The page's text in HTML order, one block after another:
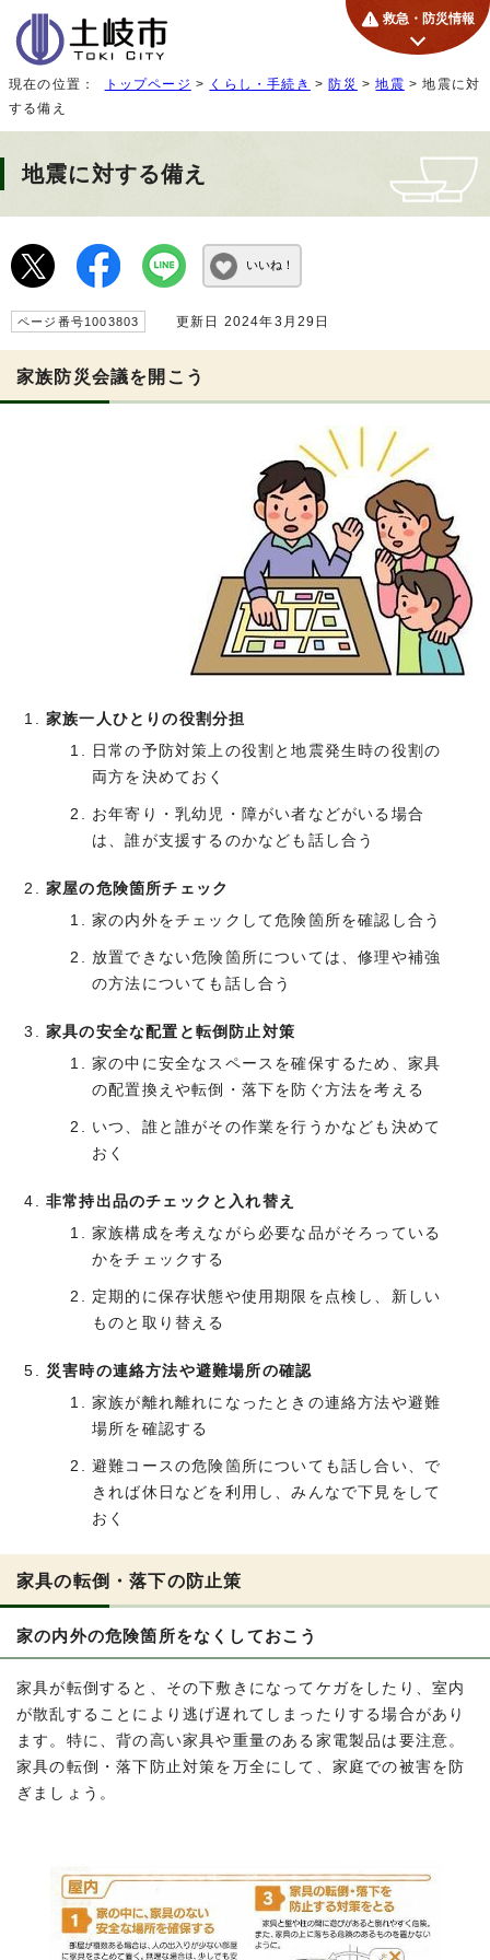
救急・防災情報
現在の位置： トップページ > くらし・手続き >防災 >地震 > 地震に対
する備え
地震に対する備え
いいね！
ページ番号1003803 更新日 2024年3月29日
家族防災会議を開こう
家族一人ひとりの役割分担
日常の予防対策上の役割と地震発生時の役割の
両方を決めておく
お年寄り・乳幼児・障がい者などがいる場合
は、誰が支援するのかなども話し合う
家屋の危険箇所チェック
家の内外をチェックして危険箇所を確認し合う
放置できない危険箇所については、修理や補強
の方法についても話し合う
家具の安全な配置と転倒防止対策
家の中に安全なスペースを確保するため、家具
の配置換えや転倒・落下を防ぐ方法を考える
いつ、誰と誰がその作業を行うかなども決めて
おく
非常持出品のチェックと入れ替え
家族構成を考えながら必要な品がそろっている
かをチェックする
定期的に保存状態や使用期限を点検し、新しい
ものと取り替える
災害時の連絡方法や避難場所の確認
家族が離れ離れになったときの連絡方法や避難
場所を確認する
避難コースの危険箇所についても話し合い、で
きれば休日などを利用し、みんなで下見をして
おく
家具の転倒・落下の防止策
家の内外の危険箇所をなくしておこう
家具が転倒すると、その下敷きになってケガをしたり、室内
が散乱することにより逃げ遅れてしまったりする場合があり
ます。特に、背の高い家具や重量のある家電製品は要注意。
家具の転倒・落下防止対策を万全にして、家庭での被害を防
ぎましょう。